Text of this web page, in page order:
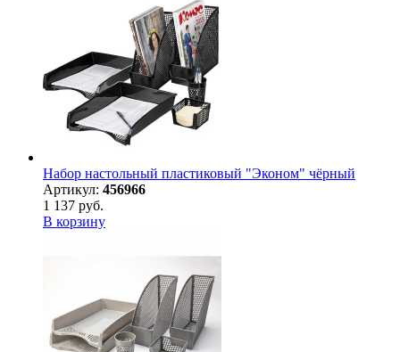
Набор настольный пластиковый "Эконом" чёрный
Артикул: 456966
1 137 руб.
В корзину